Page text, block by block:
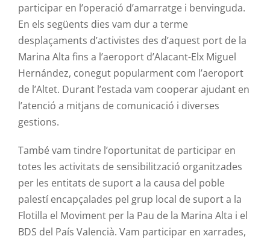
participar en l’operació d’amarratge i benvinguda.
En els següents dies vam dur a terme
desplaçaments d’activistes des d’aquest port de la
Marina Alta fins a l’aeroport d’Alacant-Elx Miguel
Hernández​​, conegut popularment com l’aeroport
de l’Altet. Durant l’estada vam cooperar ajudant en
l’atenció a mitjans de comunicació i diverses
gestions.
També vam tindre l’oportunitat de participar en
totes les activitats de sensibilització organitzades
per les entitats de suport a la causa del poble
palestí encapçalades pel grup local de suport a la
Flotilla el Moviment per la Pau de la Marina Alta i el
BDS del País Valencià. Vam participar en xarrades,